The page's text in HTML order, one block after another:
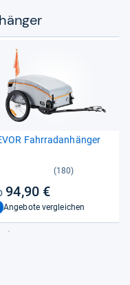
Fahr­rad­an­hän­ger
(180)
94,90 €
Angebote vergleichen